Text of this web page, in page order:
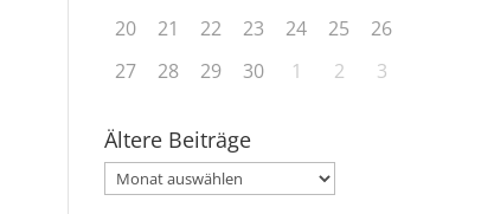
20
21 22 23 24 25
26
27
28 29 30 1 2 3
Ältere Beiträge
Ältere
Beiträge